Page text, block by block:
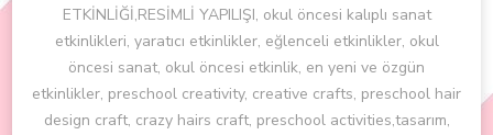
ETKİNLİĞİ,RESİMLİ YAPILIŞI, okul öncesi kalıplı sanat
etkinlikleri, yaratıcı etkinlikler, eğlenceli etkinlikler, okul
öncesi sanat, okul öncesi etkinlik, en yeni ve özgün
etkinlikler, preschool creativity, creative crafts, preschool hair
design craft, crazy hairs craft, preschool activities,tasarım,